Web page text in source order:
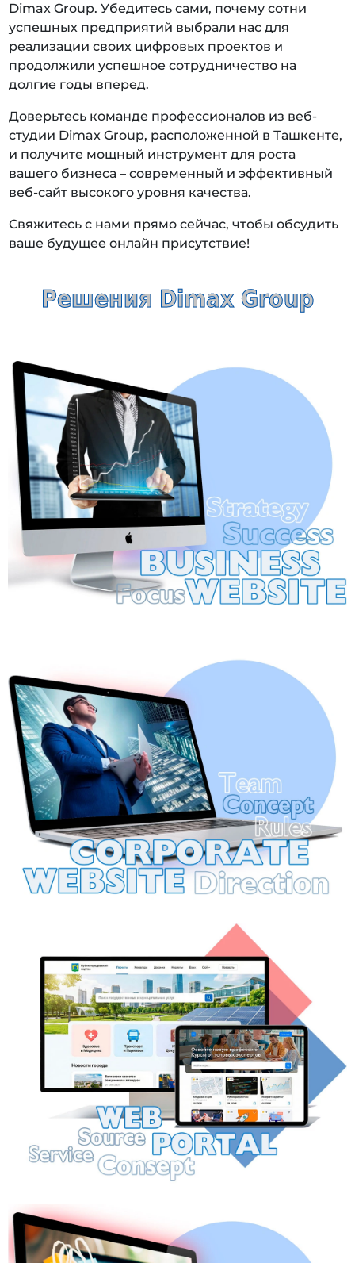
Dimax Group. Убедитесь сами, почему сотни
успешных предприятий выбрали нас для
реализации своих цифровых проектов и
продолжили успешное сотрудничество на
долгие годы вперед.
Доверьтесь команде профессионалов из веб-
студии Dimax Group, расположенной в Ташкенте,
и получите мощный инструмент для роста
вашего бизнеса – современный и эффективный
веб-сайт высокого уровня качества.
Свяжитесь с нами прямо сейчас, чтобы обсудить
ваше будущее онлайн присутствие!
Решения Dimax Group